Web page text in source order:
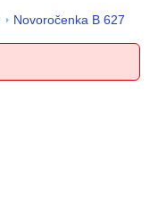
Novoročenka B 627